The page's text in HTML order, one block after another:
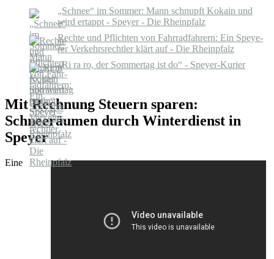
„Schnee“ im Sommer: Mann schnupft Kokain und
wird ertappt - Speyer - Die Rheinpfalz
Rech­te und Pflich­ten von Fahr­rad­fah­rern: Ein Speye­
rer Ver­kehrs­recht­ler klärt auf - Die Rheinpfalz
„Ri ra ro, der Sommertag ist do“ - Speyer-Kurier
Mit Rechnung Steuern sparen:
Schneeräumen durch Winterdienst in
Speyer
Eine